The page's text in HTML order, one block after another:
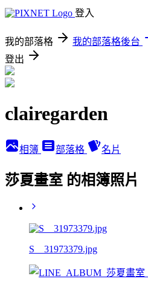
登入
我的部落格 我的部落格後台
登出
clairegarden
相簿 部落格 名片
莎夏畫室 的相簿照片
S__31973379.jpg